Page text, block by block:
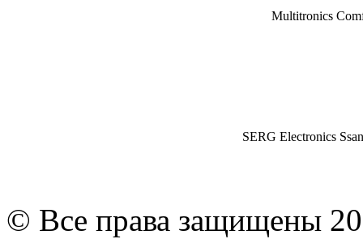
Multitronics
SERG Electronics
© Все права защищены